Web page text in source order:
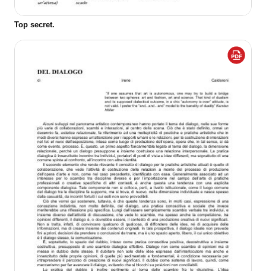
Top secret.